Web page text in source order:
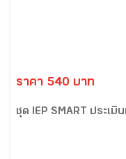
ราคา 540 บาท
ชุด IEP SMART ประเมิ